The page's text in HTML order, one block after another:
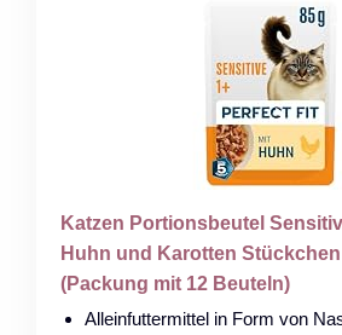
Katzen Portionsbeutel
Huhn und Karotten
(Packung mit 12 Beuteln)
Alleinfuttermittel in Form von